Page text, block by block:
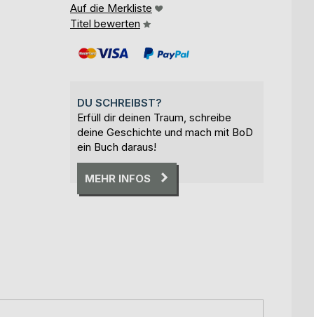
Auf die Merkliste
Titel bewerten
DU SCHREIBST?
Erfüll dir deinen Traum, schreibe
deine Geschichte und mach mit BoD
ein Buch daraus!
MEHR INFOS